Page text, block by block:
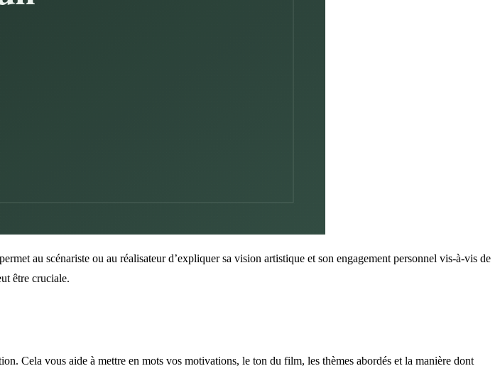
au scénariste ou au réalisateur d’expliquer sa vision artistique et son engagement personnel vis-à-vis de
être cruciale.
Cela vous aide à mettre en mots vos motivations, le ton du film, les thèmes abordés et la manière dont